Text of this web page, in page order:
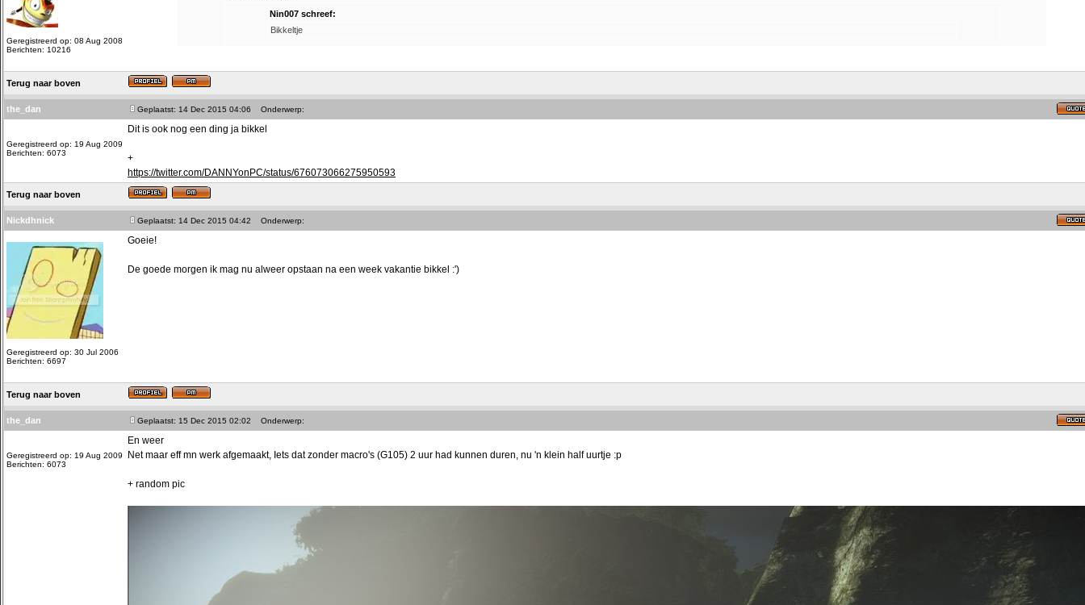
Geregistreerd op: 08 Aug 2008
Berichten: 10216
Nin007 schreef:
Bikkeltje
Terug naar boven
the_dan Geplaatst: 14 Dec 2015 04:06 Onderwerp:
Geregistreerd op: 19 Aug 2009
Berichten: 6073
Dit is ook nog een ding ja bikkel
+
https://twitter.com/DANNYonPC/status/676073066275950593
Terug naar boven
Nickdhnick Geplaatst: 14 Dec 2015 04:42 Onderwerp:
Geregistreerd op: 30 Jul 2006
Berichten: 6697
Goeie!
De goede morgen ik mag nu alweer opstaan na een week vakantie bikkel :')
Terug naar boven
the_dan Geplaatst: 15 Dec 2015 02:02 Onderwerp:
Geregistreerd op: 19 Aug 2009
Berichten: 6073
En weer
Net maar eff mn werk afgemaakt, Iets dat zonder macro's (G105) 2 uur had kunnen duren, nu 'n klein half uurtje :p
+ random pic